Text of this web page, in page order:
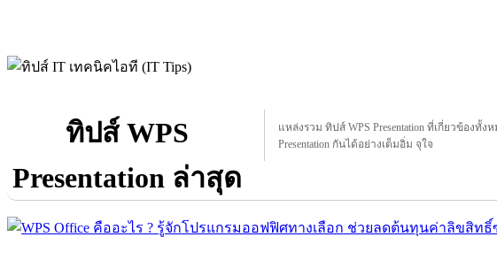
ทิปส์ WPS
Presentation ล่าสุด
แหล่งรวม ทิปส์ WPS Presentation ที่เกี่ยวข้องทั้ง
Presentation กันได้อย่างเต็มอิ่ม จุใจ